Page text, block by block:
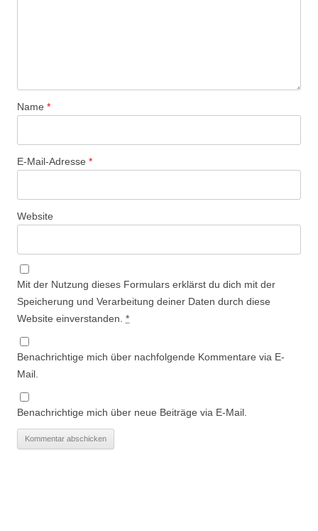
Name *
E-Mail-Adresse *
Website
Mit der Nutzung dieses Formulars erklärst du dich mit der
Speicherung und Verarbeitung deiner Daten durch diese
Website einverstanden. *
Benachrichtige mich über nachfolgende Kommentare via E-
Mail.
Benachrichtige mich über neue Beiträge via E-Mail.